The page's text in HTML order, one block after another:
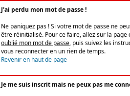
J'ai perdu mon mot de passe !
Ne paniquez pas ! Si votre mot de passe ne
être réinitialisé. Pour ce faire, allez sur la page
oublié mon mot de passe, puis suivez les
vous reconnecter en un rien de temps.
Revenir en haut de page
Je me suis inscrit mais ne peux pas me